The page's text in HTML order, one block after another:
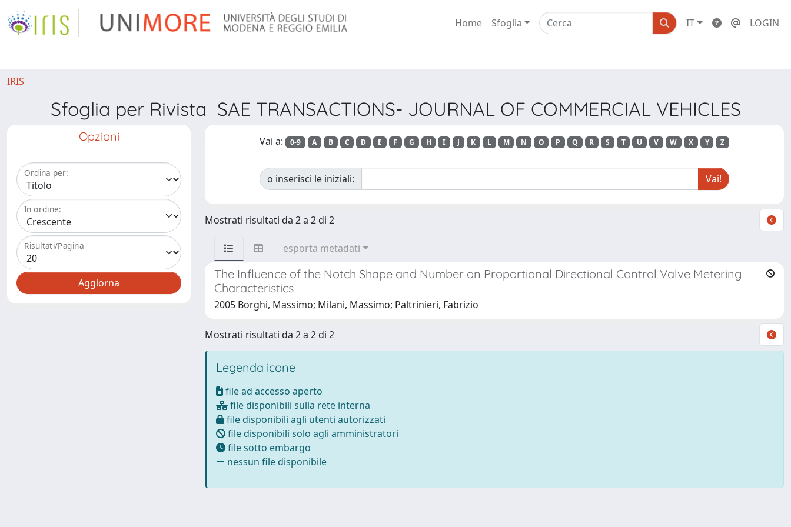
Home Sfoglia IT LOGIN
IRIS
Sfoglia per Rivista SAE TRANSACTIONS- JOURNAL OF COMMERCIAL VEHICLES
Opzioni
Ordina per:
In ordine:
Risultati/Pagina
Vai a: 0-9 A B C D E F G H I J K L M N O P Q R S T U V W X Y Z
o inserisci le iniziali:
Mostrati risultati da 2 a 2 di 2
esporta metadati
The Influence of the Notch Shape and Number on Proportional Directional Control Valve Metering
Characteristics
2005 Borghi, Massimo; Milani, Massimo; Paltrinieri, Fabrizio
Mostrati risultati da 2 a 2 di 2
Legenda icone
file ad accesso aperto
file disponibili sulla rete interna
file disponibili agli utenti autorizzati
file disponibili solo agli amministratori
file sotto embargo
nessun file disponibile